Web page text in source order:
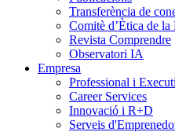
Transferència de
Comitè d’Ètica de la
Revista Comprendre
Observatori IA
Empresa
Professional i
Career Services
Innovació i R+D
Serveis